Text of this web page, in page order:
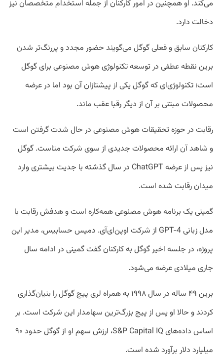
می‌کند. او همچنین در امور کارکنان از جمله استخدام متخصصان نیز
دخالت دارد.
کارکنان سابق و فعلی گوگل می‌گویند حضور مجدد و پررنگ‌تر شدن
برین نقطه عطفی در توسعه تکنولوژی هوش مصنوعی برای گوگل
است؛ تکنولوژی‌ای که گوگل یکی از پیشتازان آن بود اما در عرضه
محصولات مبتنی بر آن از دیگر رقبا عقب ماند.
رقابت در حوزه تحقیقات هوش مصنوعی در حال شدت گرفتن است
و شاهد آن ارائه محصولات جدیدی از سوی شرکت متاست. گوگل
نیز پس از عرضه ChatGPT در سال گذشته با جدیت بیشتری وارد
میدان رقابت شده است.
گمینی یک برنامه هوش مصنوعی همه‌کاره است و هدفش رقابت با
مدل زبانی GPT-4 از شرکت اوپن‌ای‌آی. دمیس حسابیس،‌ مدیر این
پروژه، در جلسه اخیر گوگل به کارکنان گفت گمینی در ادامه سال
جاری میلادی عرضه می‌شود.
برین ۴۹ ساله در سال ۱۹۹۸ به همراه لری پیج گوگل را بنیان‌گذاری
کردند و حالا او پس از پیج بزرگ‌ترین سهامدار این شرکت است. بر
اساس داده‌های S&P Capital IQ، ارزش سهم او از گوگل حدود ۹۰
میلیارد دلار برآورد شده است.